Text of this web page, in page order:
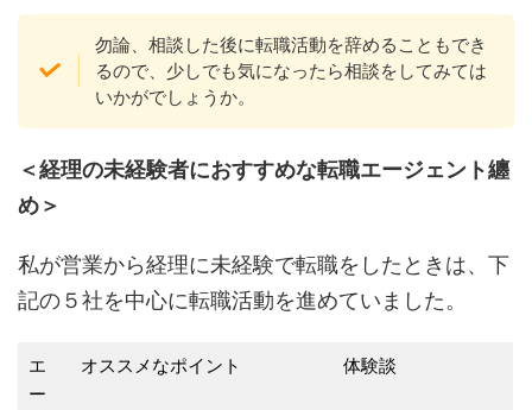
勿論、相談した後に転職活動を辞めることもでき
るので、少しでも気になったら相談をしてみては
いかがでしょうか。
＜経理の未経験者におすすめな転職エージェント纏
め＞
私が営業から経理に未経験で転職をしたときは、下
記の５社を中心に転職活動を進めていました。
エ
ー
オススメなポイント 体験談